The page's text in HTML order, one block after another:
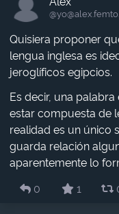
Quisiera proponer
lengua inglesa es
jeroglíficos egipcios.
Es decir, una
estar compuesta de
realidad es un único
guarda relación
aparentemente lo
0
1